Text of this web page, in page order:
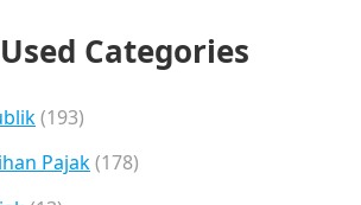
Categories
(193)
Pajak(178)